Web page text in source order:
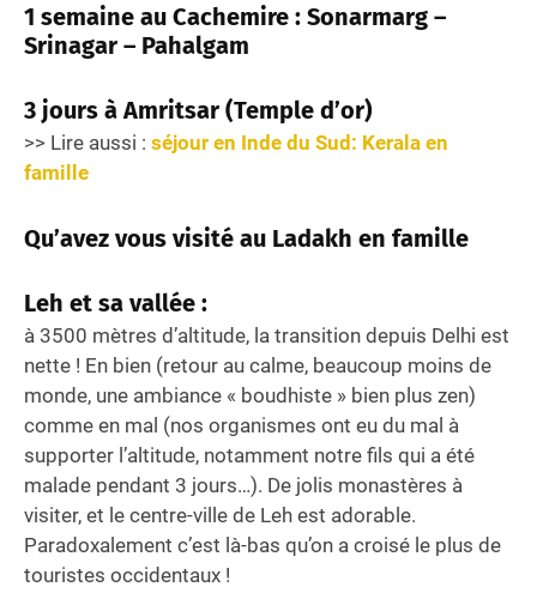
1 semaine au Cachemire : Sonarmarg –
Srinagar – Pahalgam
3 jours à Amritsar (Temple d’or)
>> Lire aussi : séjour en Inde du Sud: Kerala en
famille
Qu’avez vous visité au Ladakh en famille
Leh et sa vallée :
à 3500 mètres d’altitude, la transition depuis Delhi est
nette ! En bien (retour au calme, beaucoup moins de
monde, une ambiance « boudhiste » bien plus zen)
comme en mal (nos organismes ont eu du mal à
supporter l’altitude, notamment notre fils qui a été
malade pendant 3 jours…). De jolis monastères à
visiter, et le centre-ville de Leh est adorable.
Paradoxalement c’est là-bas qu’on a croisé le plus de
touristes occidentaux !